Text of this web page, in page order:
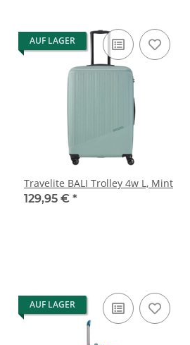
AUF LAGER
Travelite BALI Trolley 4w L, Mint
129,95 € *
AUF LAGER